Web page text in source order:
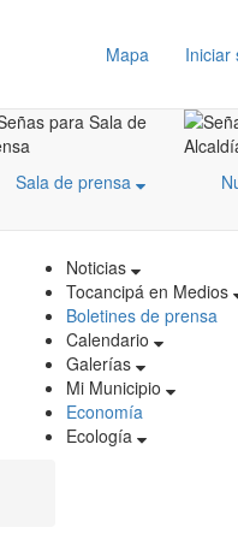
Mapa
Iniciar
Sala de prensa
Noticias
Tocancipá en Medios
Boletines de prensa
Calendario
Galerías
Mi Municipio
Economía
Ecología